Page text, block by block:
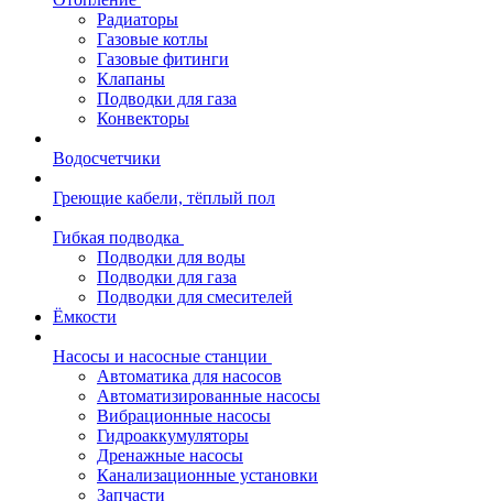
Радиаторы
Газовые котлы
Газовые фитинги
Клапаны
Подводки для газа
Конвекторы
Водосчетчики
Греющие кабели, тёплый пол
Гибкая подводка
Подводки для воды
Подводки для газа
Подводки для смесителей
Ёмкости
Насосы и насосные станции
Автоматика для насосов
Автоматизированные насосы
Вибрационные насосы
Гидроаккумуляторы
Дренажные насосы
Канализационные установки
Запчасти